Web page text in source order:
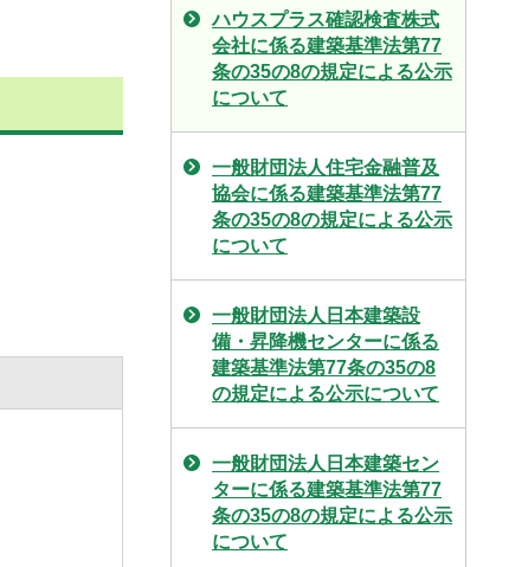
ハウスプラス確認検査株式
会社に係る建築基準法第77
条の35の8の規定による公示
について
一般財団法人住宅金融普及
協会に係る建築基準法第77
条の35の8の規定による公示
について
一般財団法人日本建築設
備・昇降機センターに係る
建築基準法第77条の35の8
の規定による公示について
一般財団法人日本建築セン
ターに係る建築基準法第77
条の35の8の規定による公示
について